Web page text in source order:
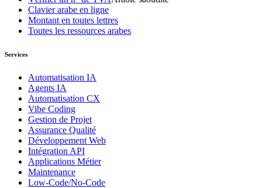
Clavier arabe en ligne
Montant en toutes lettres
Toutes les ressources arabes
Services
Automatisation IA
Agents IA
Automatisation CX
Vibe Coding
Gestion de Projet
Assurance Qualité
Développement Web
Intégration API
Applications Métier
Maintenance
Low-Code/No-Code